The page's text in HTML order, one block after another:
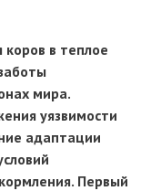
в теплое
мира.
уязвимости
адаптации
Первый